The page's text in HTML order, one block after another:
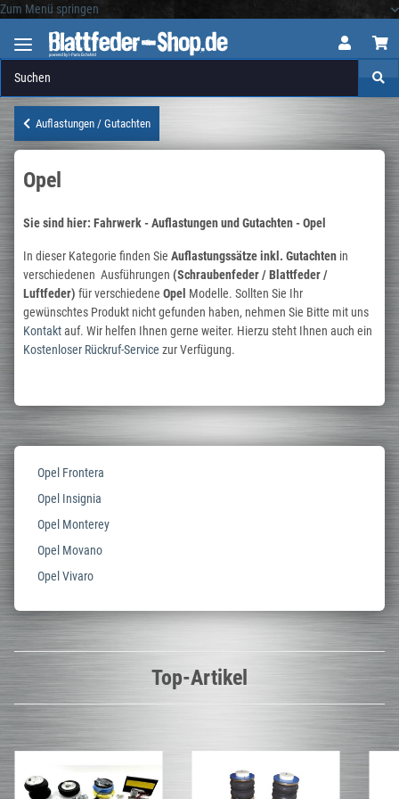
Zum Menü springen
Auflastungen / Gutachten
Opel
Sie sind hier: Fahrwerk - Auflastungen und Gutachten - Opel
In dieser Kategorie finden Sie Auflastungssätze inkl. Gutachten in
verschiedenen Ausführungen (Schraubenfeder / Blattfeder /
Luftfeder) für verschiedene Opel Modelle. Sollten Sie Ihr
gewünschtes Produkt nicht gefunden haben, nehmen Sie Bitte mit uns
Kontaktauf. Wir helfen Ihnen gerne weiter. Hierzu steht Ihnen auch ein
Kostenloser Rückruf-Service zur Verfügung.
Opel Frontera
Opel Insignia
Opel Monterey
Opel Movano
Opel Vivaro
Top-Artikel